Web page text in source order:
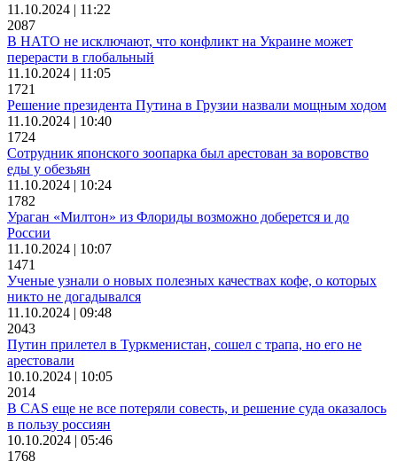
11.10.2024 | 11:22
2087
В НАТО не исключают, что конфликт на Украине может
перерасти в глобальный
11.10.2024 | 11:05
1721
Решение президента Путина в Грузии назвали мощным ходом
11.10.2024 | 10:40
1724
Сотрудник японского зоопарка был арестован за воровство
еды у обезьян
11.10.2024 | 10:24
1782
Ураган «Милтон» из Флориды возможно доберется и до
России
11.10.2024 | 10:07
1471
Ученые узнали о новых полезных качествах кофе, о которых
никто не догадывался
11.10.2024 | 09:48
2043
Путин прилетел в Туркменистан, сошел с трапа, но его не
арестовали
10.10.2024 | 10:05
2014
В CAS еще не все потеряли совесть, и решение суда оказалось
в пользу россиян
10.10.2024 | 05:46
1768